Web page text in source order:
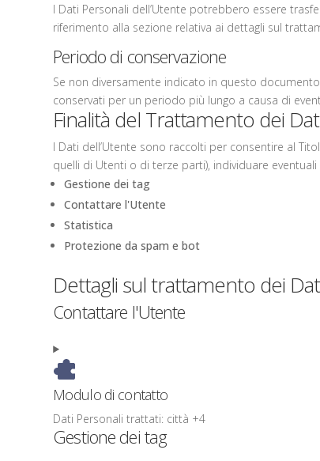
I Dati Personali dell’Utente potrebbero essere
riferimento alla sezione relativa ai dettagli sul
Periodo di conservazione
Se non diversamente indicato in questo
conservati per un periodo più lungo a causa di
Finalità del Trattamento dei
I Dati dell’Utente sono raccolti per consentire al
quelli di Utenti o di terze parti), individuare
Gestione dei tag
Contattare l'Utente
Statistica
Protezione da spam e bot
Dettagli sul trattamento dei
Contattare l'Utente
Modulo di contatto
Dati Personali trattati: città +4
Gestione dei tag